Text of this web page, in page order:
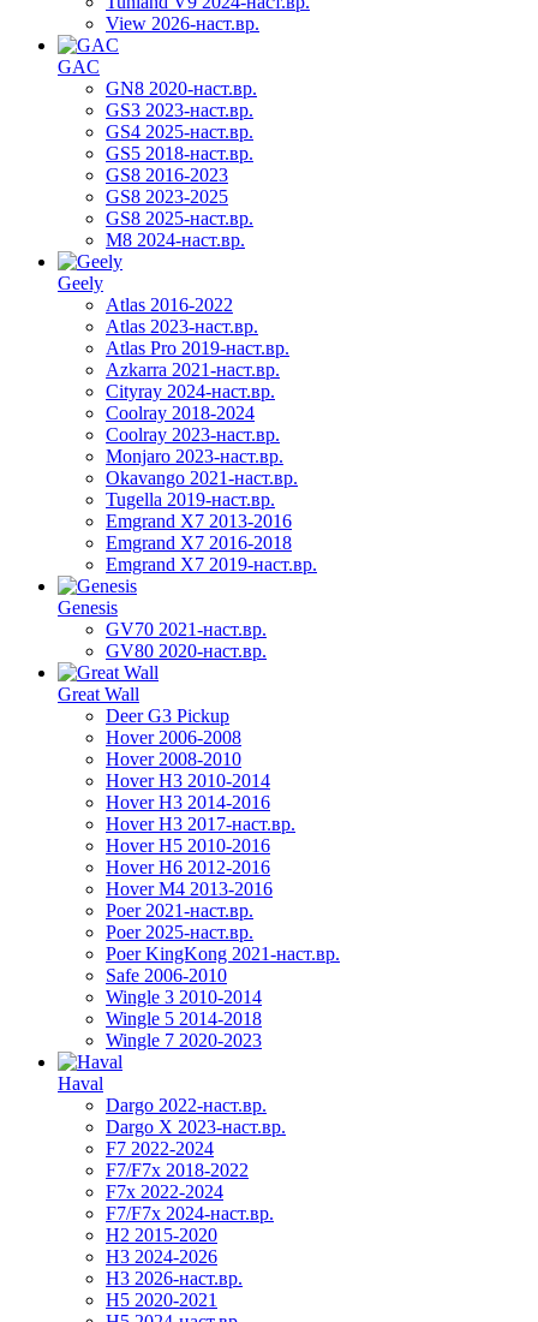
View 2026-наст.вр.
GAC
GN8 2020-наст.вр.
GS3 2023-наст.вр.
GS4 2025-наст.вр.
GS5 2018-наст.вр.
GS8 2016-2023
GS8 2023-2025
GS8 2025-наст.вр.
M8 2024-наст.вр.
Geely
Atlas 2016-2022
Atlas 2023-наст.вр.
Atlas Pro 2019-наст.вр.
Azkarra 2021-наст.вр.
Cityray 2024-наст.вр.
Coolray 2018-2024
Coolray 2023-наст.вр.
Monjaro 2023-наст.вр.
Okavango 2021-наст.вр.
Tugella 2019-наст.вр.
Emgrand Х7 2013-2016
Emgrand X7 2016-2018
Emgrand X7 2019-наст.вр.
Genesis
GV70 2021-наст.вр.
GV80 2020-наст.вр.
Great Wall
Deer G3 Pickup
Hover 2006-2008
Hover 2008-2010
Hover H3 2010-2014
Hover H3 2014-2016
Hover H3 2017-наст.вр.
Hover H5 2010-2016
Hover H6 2012-2016
Hover M4 2013-2016
Poer 2021-наст.вр.
Poer 2025-наст.вр.
Poer KingKong 2021-наст.вр.
Safe 2006-2010
Wingle 3 2010-2014
Wingle 5 2014-2018
Wingle 7 2020-2023
Haval
Dargo 2022-наст.вр.
Dargo X 2023-наст.вр.
F7 2022-2024
F7/F7x 2018-2022
F7x 2022-2024
F7/F7x 2024-наст.вр.
H2 2015-2020
H3 2024-2026
H3 2026-наст.вр.
H5 2020-2021